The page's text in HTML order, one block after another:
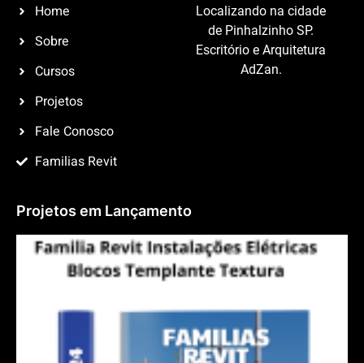
Home
Sobre
Cursos
Projetos
Fale Conosco
Familias Revit
Localizando na cidade
de Pinhalzinho SP.
Escritório e Arquitetura
AdZan.
Projetos em Lançamento